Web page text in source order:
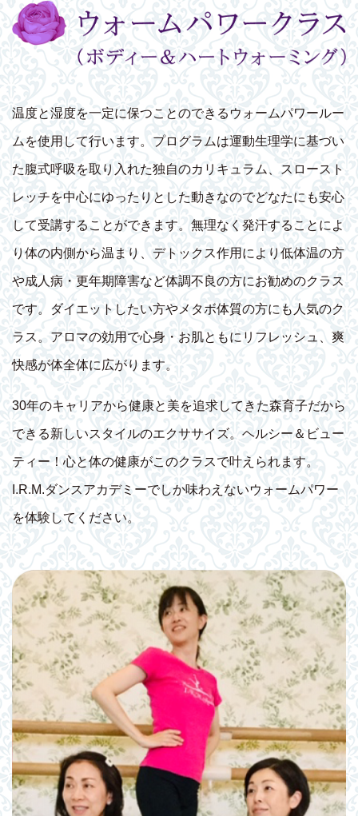
温度と湿度を一定に保つことのできるウォームパワールー
ムを使用して行います。プログラムは運動生理学に基づい
た腹式呼吸を取り入れた独自のカリキュラム、スロースト
レッチを中心にゆったりとした動きなのでどなたにも安心
して受講することができます。無理なく発汗することによ
り体の内側から温まり、デトックス作用により低体温の方
や成人病・更年期障害など体調不良の方にお勧めのクラス
です。ダイエットしたい方やメタボ体質の方にも人気のク
ラス。アロマの効用で心身・お肌ともにリフレッシュ、爽
快感が体全体に広がります。
30年のキャリアから健康と美を追求してきた森育子だから
できる新しいスタイルのエクササイズ。ヘルシー＆ビュー
ティー！心と体の健康がこのクラスで叶えられます。
I.R.M.ダンスアカデミーでしか味わえないウォームパワー
を体験してください。